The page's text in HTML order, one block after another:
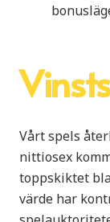
Vårt spels
nittiosex
toppskiktet
värde har